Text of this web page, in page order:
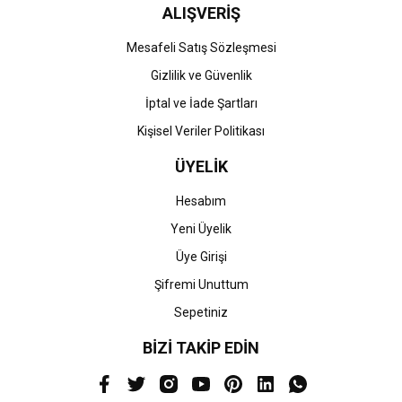
ALIŞVERİŞ
Mesafeli Satış Sözleşmesi
Gizlilik ve Güvenlik
İptal ve İade Şartları
Kişisel Veriler Politikası
ÜYELİK
Hesabım
Yeni Üyelik
Üye Girişi
Şifremi Unuttum
Sepetiniz
BİZİ TAKİP EDİN